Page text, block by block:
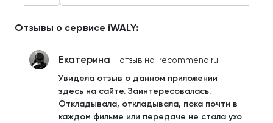
Отзывы о сервисе iWALY:
Екатерина - отзыв на irecommend.ru
Увидела отзыв о данном приложении
здесь на сайте. Заинтересовалась.
Откладывала, откладывала, пока почти в
каждом фильме или передаче не стала ухо